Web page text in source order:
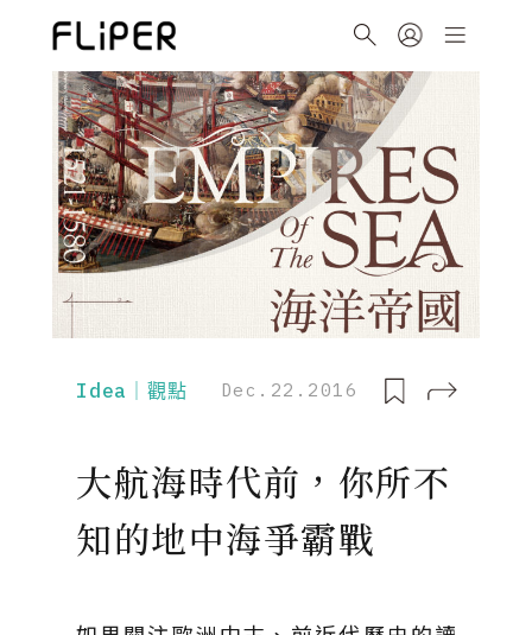
Idea｜觀點 Dec.22.2016
大航海時代前，你所不
知的地中海爭霸戰